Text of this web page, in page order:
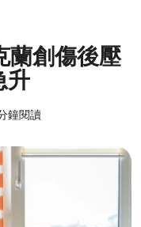
蘭創傷後壓
升
鐘閱讀